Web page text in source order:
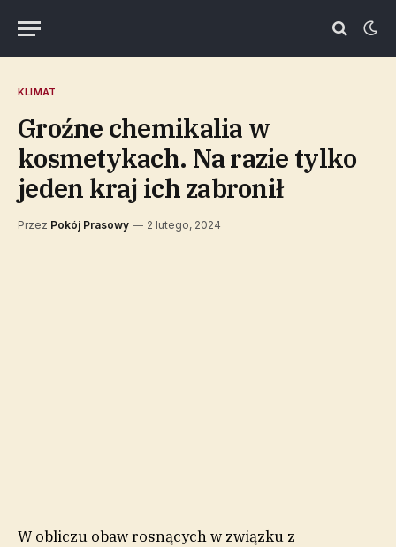
KLIMAT
Groźne chemikalia w
kosmetykach. Na razie tylko
jeden kraj ich zabronił
Przez Pokój Prasowy 2 lutego, 2024
W obliczu obaw rosnących w związku z